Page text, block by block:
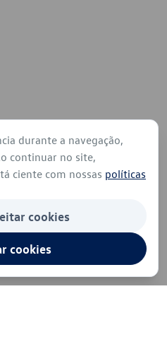
durante a navegação,
continuar no site,
ciente com nossas políticas
cookies
cookies